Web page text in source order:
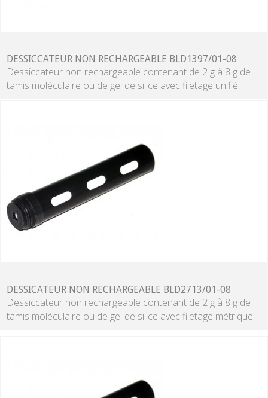
DESSICCATEUR NON RECHARGEABLE BLD1397/01-08
Dessiccateur non rechargeable contenant de 2 g à 8 g de
tamis moléculaire ou de gel de silice avec filetage unifié.
DESSICATEUR NON RECHARGEABLE BLD2713/01-08
Dessiccateur non rechargeable contenant de 2 g à 8 g de
tamis moléculaire ou de gel de silice avec filetage métrique.